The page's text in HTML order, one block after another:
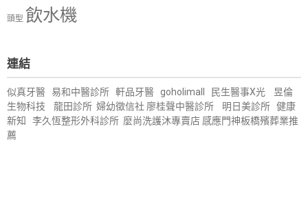
頭型 飲水機
連結
似真牙醫 易和中醫診所 軒品牙醫 goholimall 民生醫事X光
昱倫
生物科技
龍田診所 婦幼徵信社 廖桂聲中醫診所 明日美診所 健康
新知
李久恆整形外科診所 麼尚洗護沐專賣店 感應門神板橋殯葬業推
薦